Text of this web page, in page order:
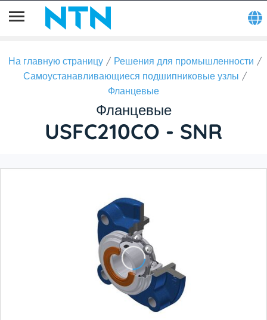
На главную страницу
Решения для промышленности
Самоустанавливающиеся подшипниковые узлы
Фланцевые
Фланцевые
USFC210CO - SNR